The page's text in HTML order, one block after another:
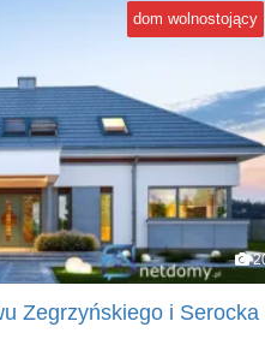
dom wolnostojący
Zegrzyńskiego i Serocka